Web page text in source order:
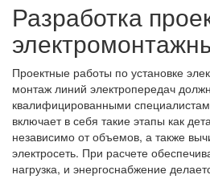
Разработка
Проектные работы по установке
монтаж линий электропередач
квалифицированными
включает в себя такие этапы как
независимо от объемов, а также
электросеть. При расчете
нагрузка, и энергоснабжение